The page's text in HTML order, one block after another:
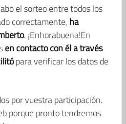
el sorteo entre todos los
correctamente, ha
. ¡Enhorabuena!En
en contacto con él a través
para verificar los datos de
por vuestra participación.
porque pronto tendremos